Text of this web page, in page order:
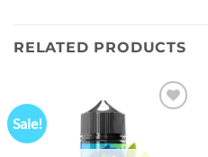
RELATED PRODUCTS
Sale!